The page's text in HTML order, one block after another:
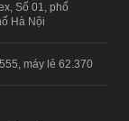
Số 01, phố
Hà Nội
máy lẻ 62.370